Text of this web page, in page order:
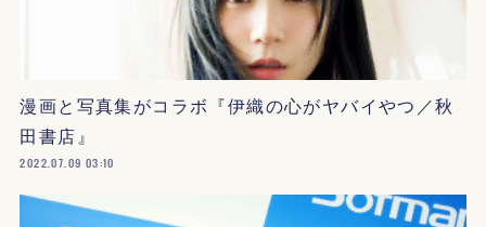
漫画と写真集がコラボ『伊織の心がヤバイやつ／秋
田書店』
2022.07.09 03:10